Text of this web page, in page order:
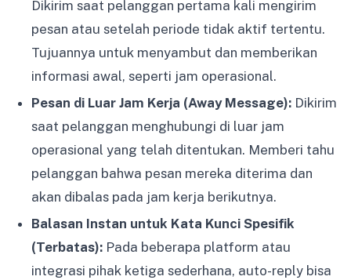
Dikirim saat pelanggan pertama kali mengirim
pesan atau setelah periode tidak aktif tertentu.
Tujuannya untuk menyambut dan memberikan
informasi awal, seperti jam operasional.
Pesan di Luar Jam Kerja (Away Message): Dikirim
saat pelanggan menghubungi di luar jam
operasional yang telah ditentukan. Memberi tahu
pelanggan bahwa pesan mereka diterima dan
akan dibalas pada jam kerja berikutnya.
Balasan Instan untuk Kata Kunci Spesifik
(Terbatas): Pada beberapa platform atau
integrasi pihak ketiga sederhana, auto-reply bisa